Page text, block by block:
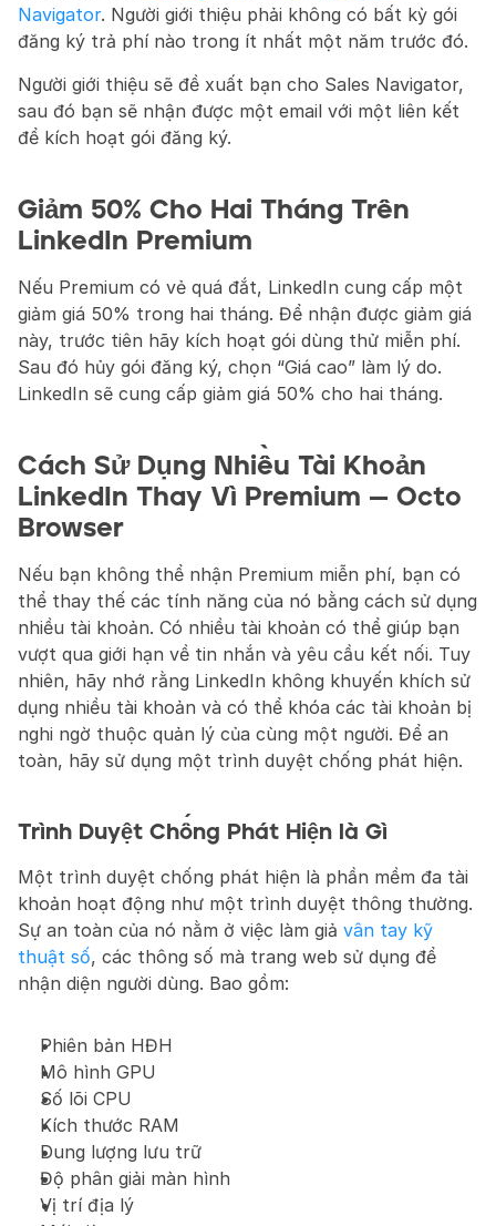
Navigator. Người giới thiệu phải không có bất kỳ gói
đăng ký trả phí nào trong ít nhất một năm trước đó.
Người giới thiệu sẽ đề xuất bạn cho Sales Navigator,
sau đó bạn sẽ nhận được một email với một liên kết
để kích hoạt gói đăng ký.
Giảm 50% Cho Hai Tháng Trên
LinkedIn Premium
Nếu Premium có vẻ quá đắt, LinkedIn cung cấp một
giảm giá 50% trong hai tháng. Để nhận được giảm giá
này, trước tiên hãy kích hoạt gói dùng thử miễn phí.
Sau đó hủy gói đăng ký, chọn “Giá cao” làm lý do.
LinkedIn sẽ cung cấp giảm giá 50% cho hai tháng.
Cách Sử Dụng Nhiều Tài Khoản
LinkedIn Thay Vì Premium — Octo
Browser
Nếu bạn không thể nhận Premium miễn phí, bạn có
thể thay thế các tính năng của nó bằng cách sử dụng
nhiều tài khoản. Có nhiều tài khoản có thể giúp bạn
vượt qua giới hạn về tin nhắn và yêu cầu kết nối. Tuy
nhiên, hãy nhớ rằng LinkedIn không khuyến khích sử
dụng nhiều tài khoản và có thể khóa các tài khoản bị
nghi ngờ thuộc quản lý của cùng một người. Để an
toàn, hãy sử dụng một trình duyệt chống phát hiện.
Trình Duyệt Chống Phát Hiện là Gì
Một trình duyệt chống phát hiện là phần mềm đa tài
khoản hoạt động như một trình duyệt thông thường.
Sự an toàn của nó nằm ở việc làm giả vân tay kỹ
thuật số, các thông số mà trang web sử dụng để
nhận diện người dùng. Bao gồm:
Phiên bản HĐH
Mô hình GPU
Số lõi CPU
Kích thước RAM
Dung lượng lưu trữ
Độ phân giải màn hình
Vị trí địa lý